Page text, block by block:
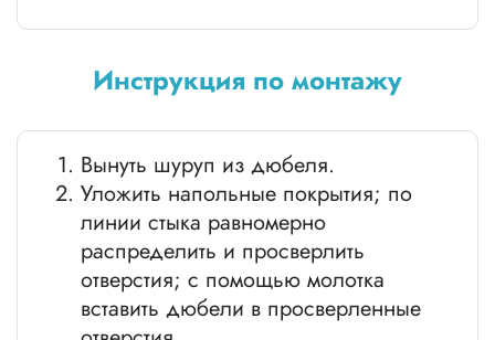
Инструкция по монтажу
Вынуть шуруп из дюбеля.
Уложить напольные покрытия; по
линии стыка равномерно
распределить и просверлить
отверстия; с помощью молотка
вставить дюбели в просверленные